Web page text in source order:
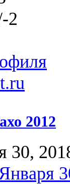
2
2012
30,